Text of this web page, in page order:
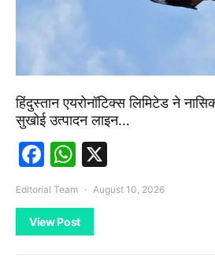
हिंदुस्तान एयरोनॉटिक्स लिमिटेड ने
सुखोई उत्पादन लाइन…
Facebook
WhatsApp
Editorial Team August 10, 2026
View Post